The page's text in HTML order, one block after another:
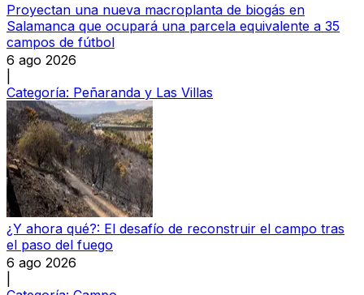
Proyectan una nueva macroplanta de biogás en
Salamanca que ocupará una parcela equivalente a 35
campos de fútbol
6 ago 2026
Categoría: Peñaranda y Las Villas
¿Y ahora qué?: El desafío de reconstruir el campo tras
el paso del fuego
6 ago 2026